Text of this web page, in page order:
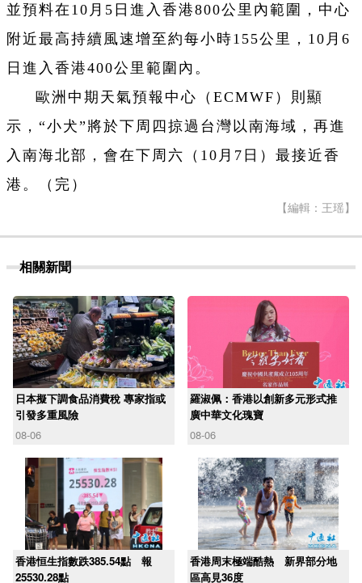
並預料在10月5日進入香港800公里內範圍，中心
附近最高持續風速增至約每小時155公里，10月6
日進入香港400公里範圍內。
歐洲中期天氣預報中心（ECMWF）則顯
示，“小犬”將於下周四掠過台灣以南海域，再進
入南海北部，會在下周六（10月7日）最接近香
港。（完）
【編輯：王瑶】
相關新聞
日本擬下調食品消費稅 專家指或
引發多重風險
08-06
羅淑佩：香港以創新多元形式推
廣中華文化瑰寶
08-06
香港恒生指數跌385.54點 報
25530.28點
香港周末極端酷熱 新界部分地
區高見36度